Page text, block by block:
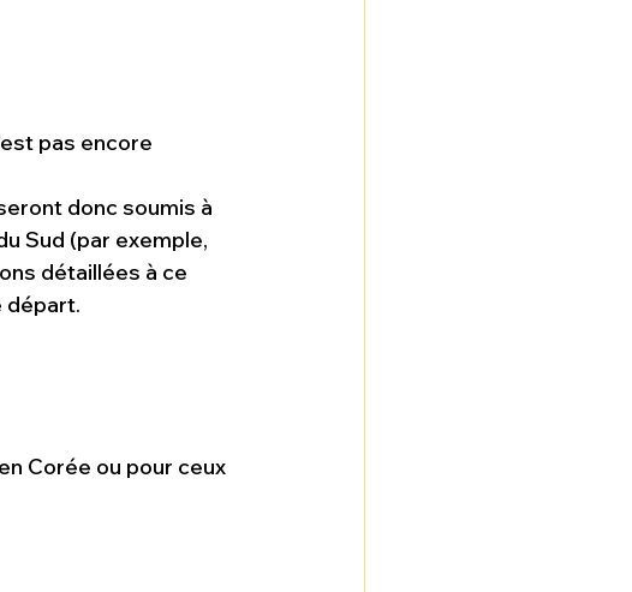
pas encore
donc soumis à
Sud (par exemple,
détaillées à ce
départ.
Corée ou pour ceux